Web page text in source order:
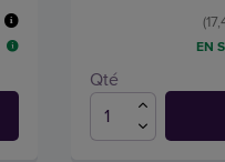
EN
Qté